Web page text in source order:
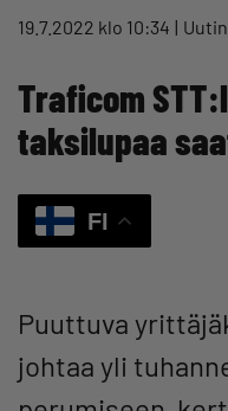
19.7.2022 klo 10:34
Traficom
taksilupaa
FI
Puuttuva
johtaa yli